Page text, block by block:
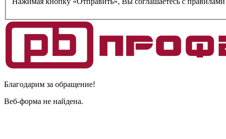
Благодарим за обращение!
Веб-форма не найдена.